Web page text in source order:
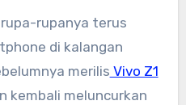
rupa-rupanya terus
di kalangan
merilis Vivo Z1
kembali meluncurkan